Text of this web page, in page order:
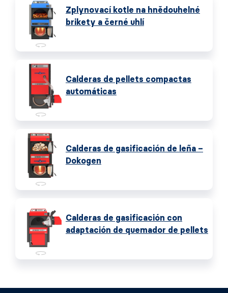
Zplynovací kotle na hnědouhelné
brikety a černé uhlí
Calderas de pellets compactas
automáticas
Calderas de gasificación de leña –
Dokogen
Calderas de gasificación con
adaptación de quemador de pellets